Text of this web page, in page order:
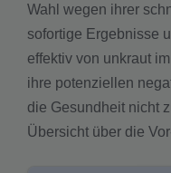
Wahl wegen ihrer
sofortige Ergebnisse
effektiv von unkraut
ihre potenziellen
die Gesundheit nicht
Übersicht über die